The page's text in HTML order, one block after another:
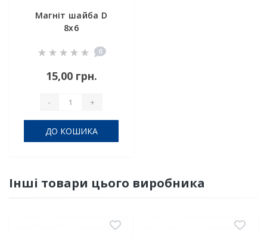
Магніт шайба D
8x6
0
15,00 грн.
- +
ДО КОШИКА
Інші товари цього виробника